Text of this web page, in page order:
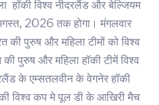
हॉकी विश्व नीदरलैंड और बेल्जियम
2026 तक होगा। मंगलवार
की पुरुष और महिला टीमों को विश्व
पुरुष और महिला हॉकी टीमें विश्व
के एम्सतलवीन के वेगनेर हॉकी
विश्व कप मे पूल डी के आखिरी मैच